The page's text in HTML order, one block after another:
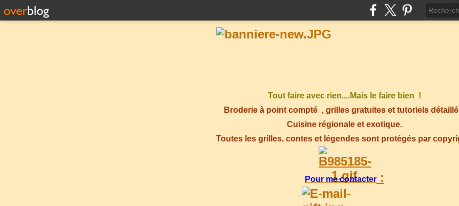
Tout faire avec rien....Mais le faire bien !
Broderie à point compté , grilles gratuites et tutoriels
Cuisine régionale et exotique.
Toutes les grilles, contes et légendes sont protégés par
Pour me contacter: